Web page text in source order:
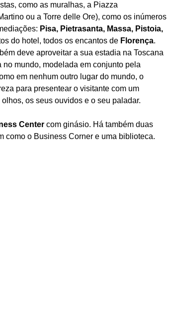
como as muralhas, a Piazza
ou a Torre delle Ore), como os inúmeros
Pisa, Pietrasanta, Massa, Pistoia,
do hotel, todos os encantos de Florença.
deve aproveitar a sua estadia na Toscana
mundo, modelada em conjunto pela
em nenhum outro lugar do mundo, o
para presentear o visitante com um
os seus ouvidos e o seu paladar.
Center com ginásio. Há também duas
como o Business Corner e uma biblioteca.